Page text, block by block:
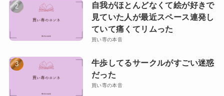
自我がほとんどなくて絵が好きで
見ていた人が最近スペース連発し
ていて痛くてリムった
買い専の本音
牛歩してるサークルがすごい迷惑
だった
買い専の本音